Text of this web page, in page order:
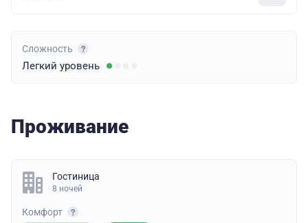
Сложность
Легкий уровень
Проживание
Гостиница
8 ночей
Комфорт